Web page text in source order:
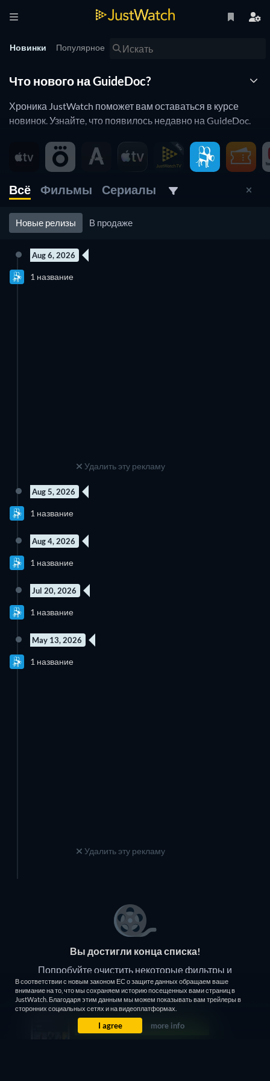
Новинки Популярное
Что нового на GuideDoc?
Хроника JustWatch поможет вам оставаться в курсе
новинок. Узнайте, что появилось недавно на GuideDoc.
Новинки на GuideDoc
GuideDoc регулярно добавляет и удаляет фильмы и
сериалы из своего каталога. Если вам кажется, что вы
уже посмотрели все, что хотели, то вам понравится
Хроника JustWatch. Она помогает оставаться в курсе
недавно добавленных фильмов и сериалов.
Ознакомьтесь ниже со всеми новыми выпусками на GuideDoc.
Всё Фильмы Сериалы
Новые релизы В продаже
Aug 6, 2026
1 название
Удалить эту рекламу
Aug 5, 2026
1 название
Aug 4, 2026
1 название
Jul 20, 2026
1 название
May 13, 2026
1 название
Удалить эту рекламу
Вы достигли конца списка!
Попробуйте очистить некоторые фильтры и
повторите попытку.
Очистить фильтры
В соответствии с новым законом ЕС о защите данных обращаем ваше
внимание на то, что мы сохраняем историю посещенных вами страниц в
JustWatch. Благодаря этим данным мы можем показывать вам трейлеры в
сторонних социальных сетях и на видеоплатформах.
I agree more info